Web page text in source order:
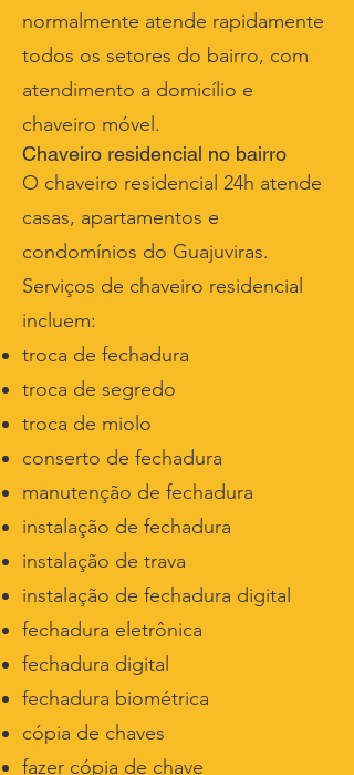
normalmente atende rapidamente
todos os setores do bairro, com
atendimento a domicílio e
chaveiro móvel.
Chaveiro residencial no bairro
O chaveiro residencial 24h atende
casas, apartamentos e
condomínios do Guajuviras.
Serviços de chaveiro residencial
incluem:
troca de fechadura
troca de segredo
troca de miolo
conserto de fechadura
manutenção de fechadura
instalação de fechadura
instalação de trava
instalação de fechadura digital
fechadura eletrônica
fechadura digital
fechadura biométrica
cópia de chaves
fazer cópia de chave